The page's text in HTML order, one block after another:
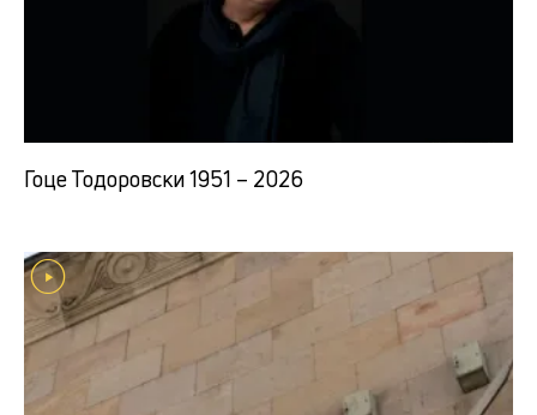
Гоце Тодоровски 1951 – 2026